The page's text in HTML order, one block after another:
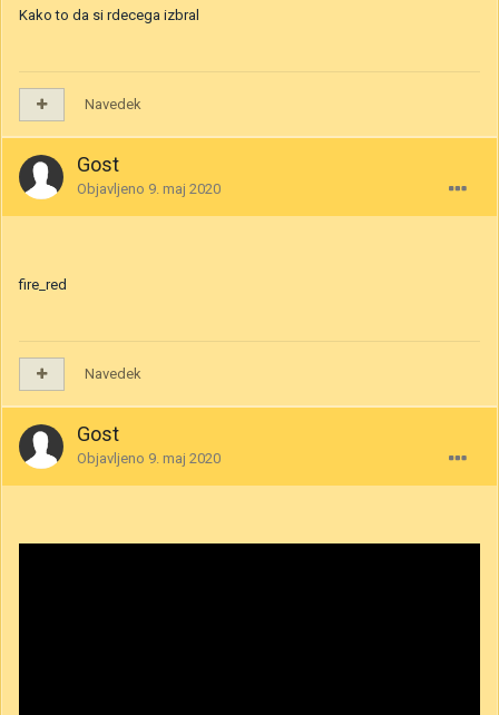
Kako to da si rdecega izbral
Navedek
Gost
Objavljeno 9. maj 2020
fire_red
Navedek
Gost
Objavljeno 9. maj 2020